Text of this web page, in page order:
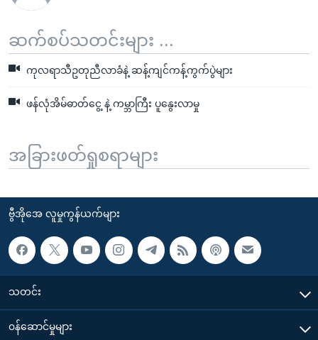
ဆက်စပ်သတင်းများ ...
ကုလရာသီဥတုညီလာခံနဲ့ ဆန့်ကျင်ကန့်ကွက်ပွဲများ
ဖန်လုံအိမ်ဓာတ်ငွေ့ နဲ့ ကမ္ဘာကြီး ပူနွေးလာမှု
အခြားဖတ်ရှုစရာများ
ဗွီအိုအေ လူမှုကွန်ယက်များ
သတင်း
၀န်ဆောင်မှုများ